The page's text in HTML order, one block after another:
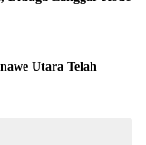
Utara Telah